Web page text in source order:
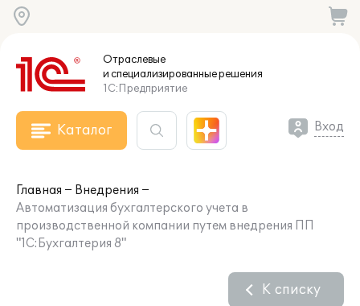
Отраслевые
и специализированныерешения
1С:Предприятие
Каталог Вход
Главная
Внедрения
Автоматизация бухгалтерского учета в
производственной компании путем внедрения ПП
"1С:Бухгалтерия 8"
К списку